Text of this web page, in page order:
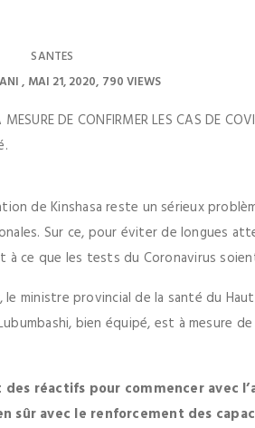
SANTES
MAI 21, 2020 790 VIEWS
DE CONFIRMER LES CAS DE
de Kinshasa reste un sérieux
Sur ce, pour éviter de longues
à ce que les tests du Coronavirus
ministre provincial de la santé du
bien équipé, est à mesure
réactifs pour commencer avec
sûr avec le renforcement des